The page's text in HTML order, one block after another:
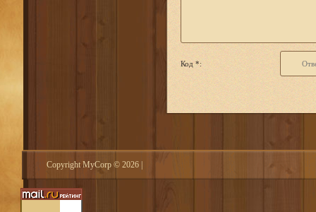
Код *:
Copyright MyCorp © 2026